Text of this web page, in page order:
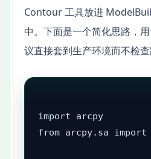
Contour 工具放进
中。下面是一个简化思路，
议直接套到生产环境而不检查
import arcpy
from arcpy.sa import